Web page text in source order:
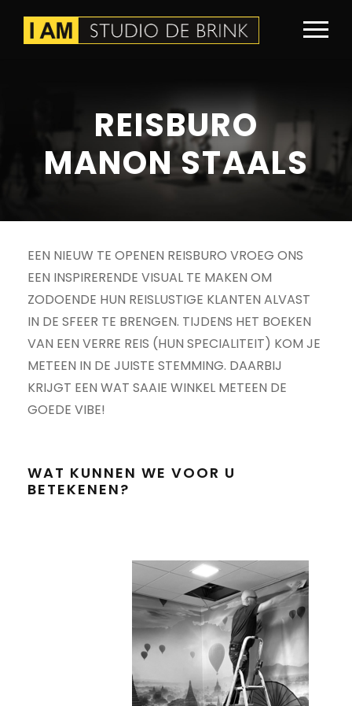
REISBURO
MANON STAALS
EEN NIEUW TE OPENEN REISBURO VROEG ONS
EEN INSPIRERENDE VISUAL TE MAKEN OM
ZODOENDE HUN REISLUSTIGE KLANTEN ALVAST
IN DE SFEER TE BRENGEN. TIJDENS HET BOEKEN
VAN EEN VERRE REIS (HUN SPECIALITEIT) KOM JE
METEEN IN DE JUISTE STEMMING. DAARBIJ
KRIJGT EEN WAT SAAIE WINKEL METEEN DE
GOEDE VIBE!
WAT KUNNEN WE VOOR U
BETEKENEN?